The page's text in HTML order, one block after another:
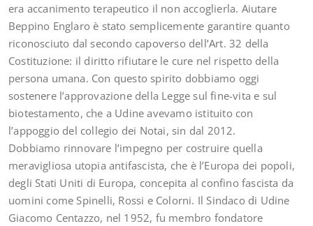
era accanimento terapeutico il non accoglierla. Aiutare
Beppino Englaro è stato semplicemente garantire quanto
riconosciuto dal secondo capoverso dell’Art. 32 della
Costituzione: il diritto rifiutare le cure nel rispetto della
persona umana. Con questo spirito dobbiamo oggi
sostenere l’approvazione della Legge sul fine-vita e sul
biotestamento, che a Udine avevamo istituito con
l’appoggio del collegio dei Notai, sin dal 2012.
Dobbiamo rinnovare l’impegno per costruire quella
meravigliosa utopia antifascista, che è l’Europa dei popoli,
degli Stati Uniti di Europa, concepita al confino fascista da
uomini come Spinelli, Rossi e Colorni. Il Sindaco di Udine
Giacomo Centazzo, nel 1952, fu membro fondatore